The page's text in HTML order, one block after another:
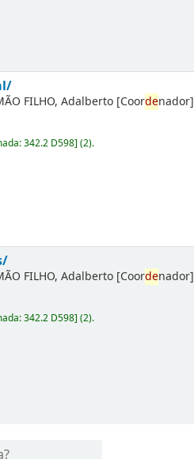
FILHO, Adalberto [Coordenador]
342.2 D598](2).
FILHO, Adalberto [Coordenador]
342.2 D598](2).